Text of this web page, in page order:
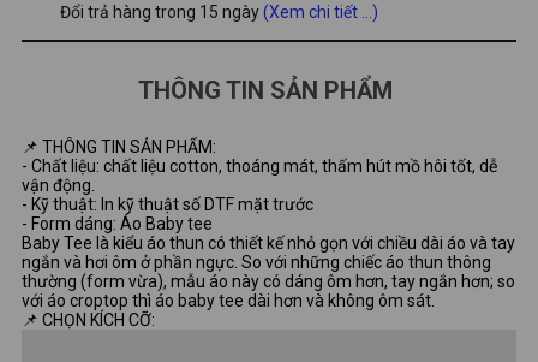
Đổi trả hàng trong 15 ngày(Xem chi tiết ...)
THÔNG TIN SẢN PHẨM
📌 THÔNG TIN SẢN PHẨM:
- Chất liệu: chất liệu cotton, thoáng mát, thấm hút mồ hôi tốt, dễ
vận động.
- Kỹ thuật: In kỹ thuật số DTF mặt trước
- Form dáng: Áo Baby tee
Baby Tee là kiểu áo thun có thiết kế nhỏ gọn với chiều dài áo và tay
ngắn và hơi ôm ở phần ngực. So với những chiếc áo thun thông
thường (form vừa), mẫu áo này có dáng ôm hơn, tay ngắn hơn; so
với áo croptop thì áo baby tee dài hơn và không ôm sát.
📌 CHỌN KÍCH CỠ: